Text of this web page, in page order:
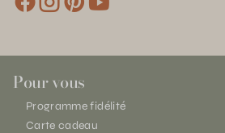
Pour vous
Programme fidélité
Carte cadeau